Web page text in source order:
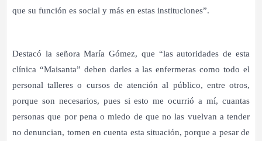
que su función es social y más en estas instituciones”.
Destacó la señora María Gómez, que “las autoridades de esta
clínica “Maisanta” deben darles a las enfermeras como todo el
personal talleres o cursos de atención al público, entre otros,
porque son necesarios, pues si esto me ocurrió a mí, cuantas
personas que por pena o miedo de que no las vuelvan a tender
no denuncian, tomen en cuenta esta situación, porque a pesar de